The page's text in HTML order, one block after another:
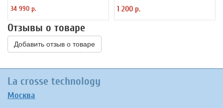
34 990 р. 1 200 р.
Отзывы о товаре
Добавить отзыв о товаре
La crosse technology
Москва